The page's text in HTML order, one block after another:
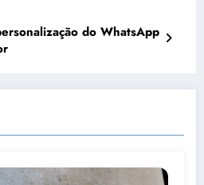
do WhatsApp